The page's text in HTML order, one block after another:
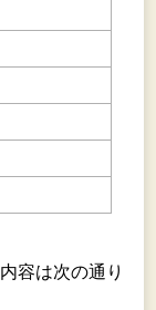
容は次の通り